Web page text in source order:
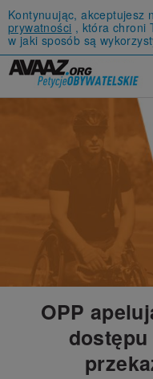
Kontynuując, akceptujesz
prywatności , która chroni
w jaki sposób są
OPP